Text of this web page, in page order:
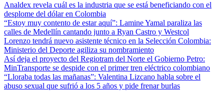
Analdex revela cuál es la industria que se está beneficiando con el
desplome del dólar en Colombia
“Estoy muy contento de estar aquí”: Lamine Yamal paraliza las
calles de Medellín cantando junto a Ryan Castro y Westcol
Lorenzo tendrá nuevo asistente técnico en la Selección Colombia:
Ministerio del Deporte agiliza su nombramiento
Así deja el proyecto del Regiotram del Norte el Gobierno Petro:
MinTransporte se despide con el primer tren eléctrico colombiano
“Lloraba todas las mañanas”: Valentina Lizcano habla sobre el
abuso sexual que sufrió a los 5 años y pide frenar burlas